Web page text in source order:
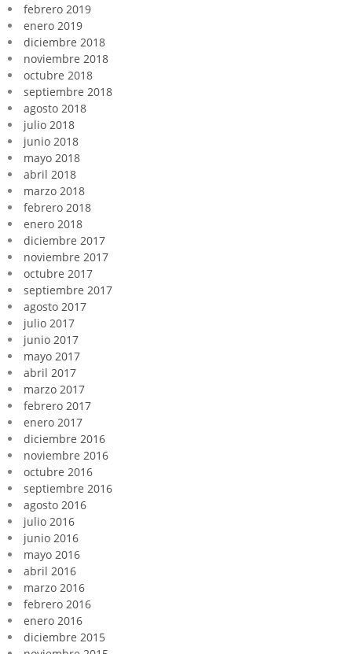
febrero 2019
enero 2019
diciembre 2018
noviembre 2018
octubre 2018
septiembre 2018
agosto 2018
julio 2018
junio 2018
mayo 2018
abril 2018
marzo 2018
febrero 2018
enero 2018
diciembre 2017
noviembre 2017
octubre 2017
septiembre 2017
agosto 2017
julio 2017
junio 2017
mayo 2017
abril 2017
marzo 2017
febrero 2017
enero 2017
diciembre 2016
noviembre 2016
octubre 2016
septiembre 2016
agosto 2016
julio 2016
junio 2016
mayo 2016
abril 2016
marzo 2016
febrero 2016
enero 2016
diciembre 2015